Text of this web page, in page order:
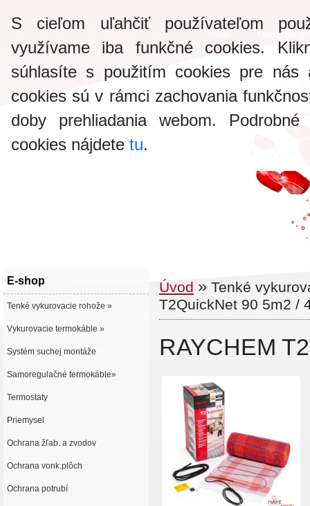
S cieľom uľahčiť používateľom
využívame iba funkčné cookies.
súhlasíte s použitím cookies pre nás
cookies sú v rámci zachovania
doby prehliadania webom.
cookies nájdete tu.
Obchodné
E-shop
Tenké vykurovacie rohože »
Vykurovacie termokáble »
Systém suchej montáže
Samoregulačné termokáble»
Termostaty
Priemysel
Ochrana žľab. a zvodov
Ochrana vonk.plôch
Ochrana potrubí
Úvod » Tenké
T2QuickNet 90 5m2 /
RAYCHEM